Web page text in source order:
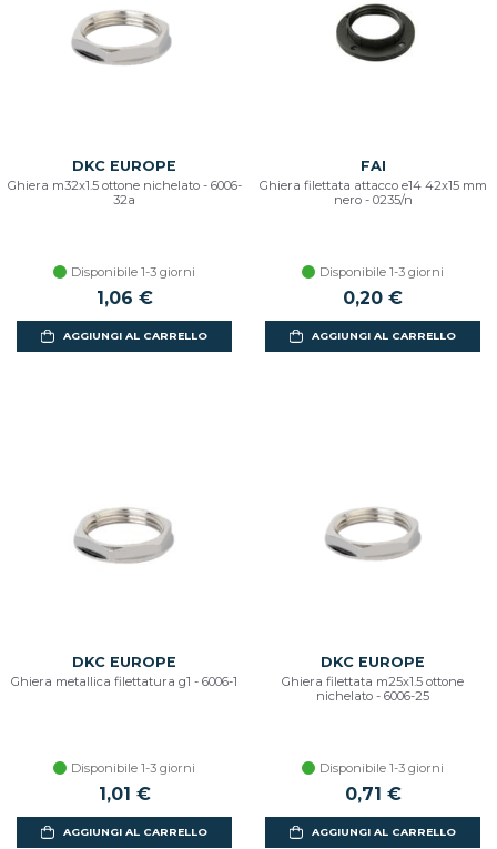
DKC EUROPE
Ghiera m32x1.5 ottone nichelato - 6006-
32a
Disponibile 1-3 giorni
1,06 €
AGGIUNGI AL CARRELLO
FAI
Ghiera filettata attacco e14 42x15 mm
nero - 0235/n
Disponibile 1-3 giorni
0,20 €
AGGIUNGI AL CARRELLO
DKC EUROPE
Ghiera metallica filettatura g1 - 6006-1
Disponibile 1-3 giorni
1,01 €
AGGIUNGI AL CARRELLO
DKC EUROPE
Ghiera filettata m25x1.5 ottone
nichelato - 6006-25
Disponibile 1-3 giorni
0,71 €
AGGIUNGI AL CARRELLO